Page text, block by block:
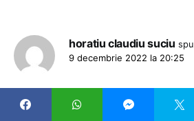
horatiu claudiu suciu
9 decembrie 2022 la 20:25
mic pentru ca atata iti da statul chiar